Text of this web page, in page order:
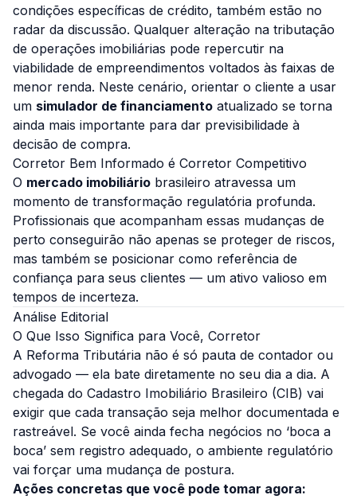
condições específicas de crédito, também estão no
radar da discussão. Qualquer alteração na tributação
de operações imobiliárias pode repercutir na
viabilidade de empreendimentos voltados às faixas de
menor renda. Neste cenário, orientar o cliente a usar
um simulador de financiamento atualizado se torna
ainda mais importante para dar previsibilidade à
decisão de compra.
Corretor Bem Informado é Corretor Competitivo
O mercado imobiliário brasileiro atravessa um
momento de transformação regulatória profunda.
Profissionais que acompanham essas mudanças de
perto conseguirão não apenas se proteger de riscos,
mas também se posicionar como referência de
confiança para seus clientes — um ativo valioso em
tempos de incerteza.
Análise Editorial
O Que Isso Significa para Você, Corretor
A Reforma Tributária não é só pauta de contador ou
advogado — ela bate diretamente no seu dia a dia. A
chegada do Cadastro Imobiliário Brasileiro (CIB) vai
exigir que cada transação seja melhor documentada e
rastreável. Se você ainda fecha negócios no ‘boca a
boca’ sem registro adequado, o ambiente regulatório
vai forçar uma mudança de postura.
Ações concretas que você pode tomar agora: